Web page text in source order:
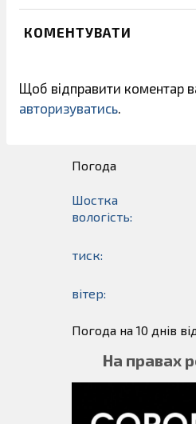
КОМЕНТУВАТИ
Щоб відправити коментар
авторизуватись.
Погода
Шостка
вологість:
тиск:
вітер:
Погода на 10 днів
На правах